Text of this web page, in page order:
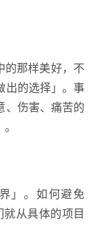
的那样美好，不
出的选择」。事
、伤害、痛苦的
」。如何避免
从具体的项目